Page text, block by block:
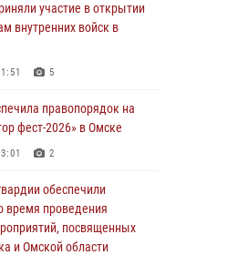
участие в открытии
внутренних войск в
5
правопорядок на
фест-2026» в Омске
2
обеспечили
время проведения
посвященных
и Омской области